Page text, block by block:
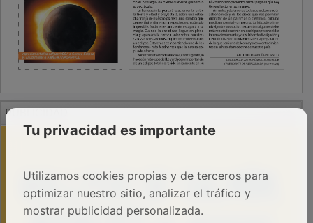
PUBLICIDAD
Tu privacidad es importante
Utilizamos cookies propias y de terceros para
optimizar nuestro sitio, analizar el tráfico y
mostrar publicidad personalizada.